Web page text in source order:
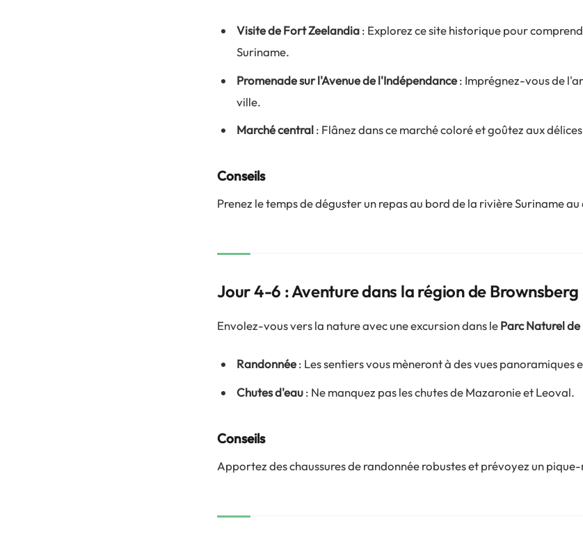
Visite de Fort Zeelandia: Explorez ce site historique pour
Suriname.
Promenade sur l'Avenue de l'Indépendance: Imprégnez-vous de
ville.
Marché central: Flânez dans ce marché coloré et goûtez aux
Conseils
Prenez le temps de déguster un repas au bord de la rivière Suriname
Jour 4-6 : Aventure dans la région de Brownsberg
Envolez-vous vers la nature avec une excursion dans leParc Naturel
Randonnée: Les sentiers vous mèneront à des vues panoramiques
Chutes d'eau: Ne manquez pas les chutes de Mazaronie et Leoval.
Conseils
Apportez des chaussures de randonnée robustes et prévoyez un